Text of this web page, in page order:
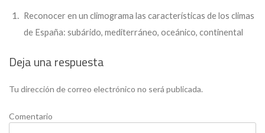
Reconocer en un climograma las características de los climas
de España: subárido, mediterráneo, oceánico, continental
Deja una respuesta
Tu dirección de correo electrónico no será publicada.
Comentario